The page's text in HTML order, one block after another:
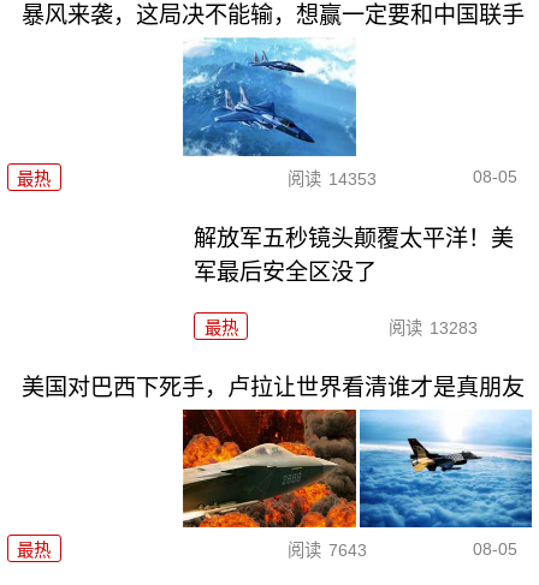
暴风来袭，这局决不能输，想赢一定要和中国联手
最热 阅读 14353 08-05
解放军五秒镜头颠覆太平洋！美
军最后安全区没了
最热 阅读 13283
美国对巴西下死手，卢拉让世界看清谁才是真朋友
最热 阅读 7643 08-05